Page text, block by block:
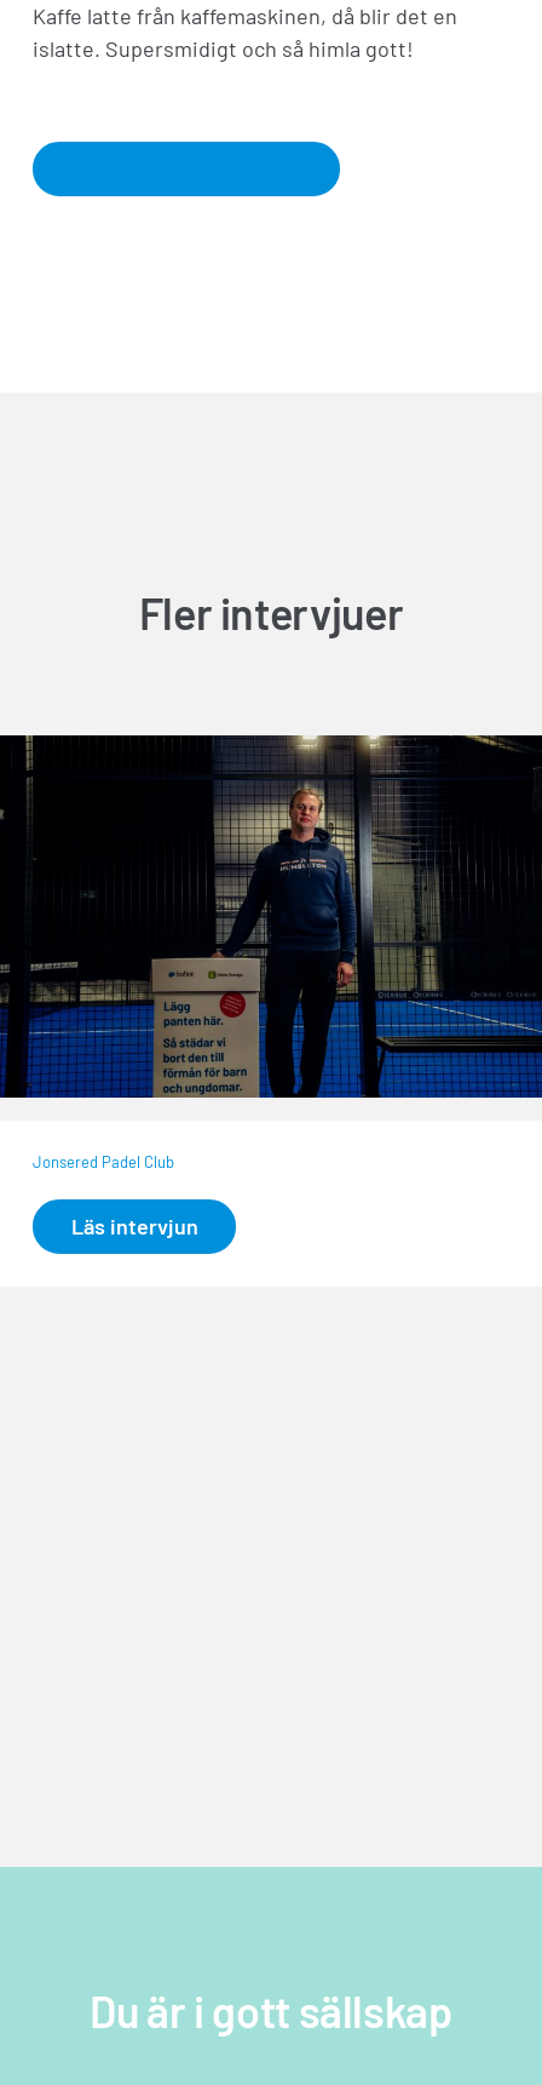
Kaffe latte från kaffemaskinen, då blir det en
islatte. Supersmidigt och så himla gott!
Fler intervjuer
Jonsered Padel Club
Läs intervjun
Du är i gott sällskap